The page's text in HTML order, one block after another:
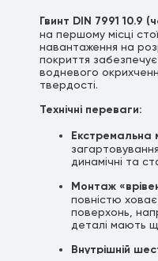
Гвинт DIN 7991 10.9
на першому місці
навантаження на
покриття
водневого
твердості.
Технічні переваги:
Екстремальна
динамічні та
Монтаж
повністю
поверхонь,
деталі мають
Внутрішній